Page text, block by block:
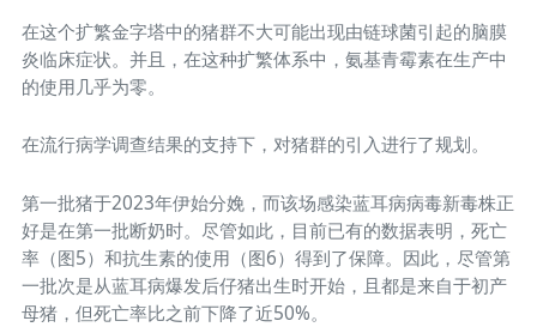
在这个扩繁金字塔中的猪群不大可能出现由链球菌引起的脑膜
炎临床症状。并且，在这种扩繁体系中，氨基青霉素在生产中
的使用几乎为零。
在流行病学调查结果的支持下，对猪群的引入进行了规划。
第一批猪于2023年伊始分娩，而该场感染蓝耳病病毒新毒株正
好是在第一批断奶时。尽管如此，目前已有的数据表明，死亡
率（图5）和抗生素的使用（图6）得到了保障。因此，尽管第
一批次是从蓝耳病爆发后仔猪出生时开始，且都是来自于初产
母猪，但死亡率比之前下降了近50%。